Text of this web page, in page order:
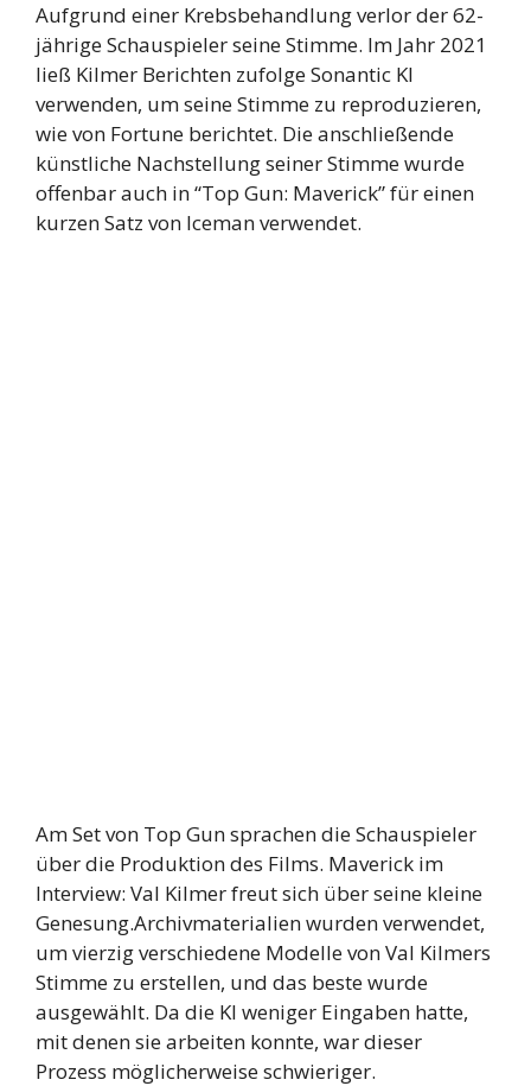
Aufgrund einer Krebsbehandlung verlor der 62-
jährige Schauspieler seine Stimme. Im Jahr 2021
ließ Kilmer Berichten zufolge Sonantic KI
verwenden, um seine Stimme zu reproduzieren,
wie von Fortune berichtet. Die anschließende
künstliche Nachstellung seiner Stimme wurde
offenbar auch in “Top Gun: Maverick” für einen
kurzen Satz von Iceman verwendet.
Am Set von Top Gun sprachen die Schauspieler
über die Produktion des Films. Maverick im
Interview: Val Kilmer freut sich über seine kleine
Genesung.Archivmaterialien wurden verwendet,
um vierzig verschiedene Modelle von Val Kilmers
Stimme zu erstellen, und das beste wurde
ausgewählt. Da die KI weniger Eingaben hatte,
mit denen sie arbeiten konnte, war dieser
Prozess möglicherweise schwieriger.